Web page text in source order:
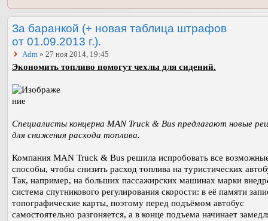
За баранкой (+ новая таблица штрафов
от 01.09.2013 г.).
Adm » 27 ноя 2014, 19:45
Экономить топливо помогут чехлы для сидений.
Специалисты концерна MAN Truck & Bus предлагают новые
для снижения расхода топлива.
Компания MAN Truck & Bus решила испробовать все
способы, чтобы снизить расход топлива на туристических
Так, например, на больших пассажирских машинах марки
система спутникового регулирования скорости: в её памяти
топографические карты, поэтому перед подъёмом автобус
самостоятельно разгоняется, а в конце подъема начинает